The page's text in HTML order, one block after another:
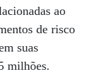
ao
de risco
suas
milhões.